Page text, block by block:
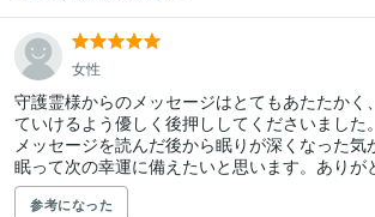
女性
守護霊様からのメッセージはとてもあたたかく
ていけるよう優しく後押ししてくださいました
メッセージを読んだ後から眠りが深くなった気
眠って次の幸運に備えたいと思います。ありが
参考になった